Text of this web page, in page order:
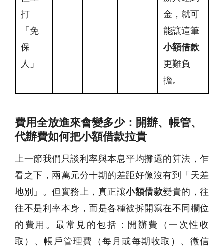
打
「免
保
人」
金，就可
能讓這筆
小額借款
更難負
擔。
費用全放進來會變多少：開辦、帳管、
代辦費如何把小額借款拉貴
上一節我們只談利率與本息平均攤還的算法，乍
看之下，兩萬元分十期的差距好像沒有到「天差
地別」。但實務上，真正讓小額借款變貴的，往
往不是利率本身，而是各種被拆開寫在不同欄位
的費用。最常見的包括：開辦費（一次性收
取）、帳戶管理費（每月或每期收取）、徵信